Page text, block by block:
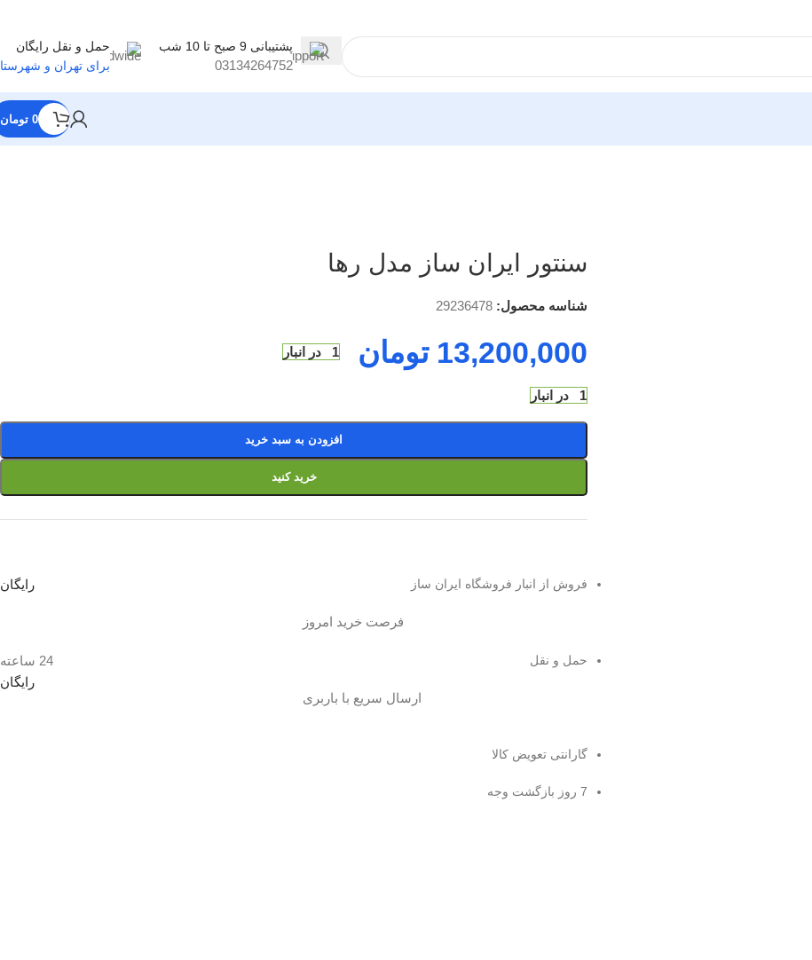
پشتیبانی 9 صبح تا 10 شب
03134264752
حمل و نقل رایگان
برای تهران و
0 تومان
سنتور ایران ساز مدل رها
شناسه محصول: 29236478
13,200,000 تومان 1 در انبار
1 در انبار
افزودن به سبد خرید
خرید کنید
فروش از انبار فروشگاه ایران ساز
فرصت خرید امروز
رایگان
حمل و نقل
ارسال سریع با باربری
24 ساعته
رایگان
گارانتی تعویض کالا
7 روز بازگشت وجه